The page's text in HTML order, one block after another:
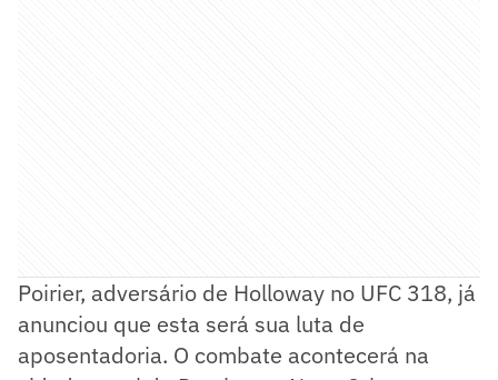
Poirier, adversário de Holloway no UFC 318, já
anunciou que esta será sua luta de
aposentadoria. O combate acontecerá na